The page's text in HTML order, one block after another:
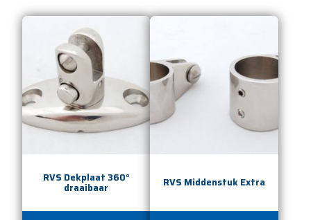
RVS Dekplaat 360°
draaibaar RVS Middenstuk Extra